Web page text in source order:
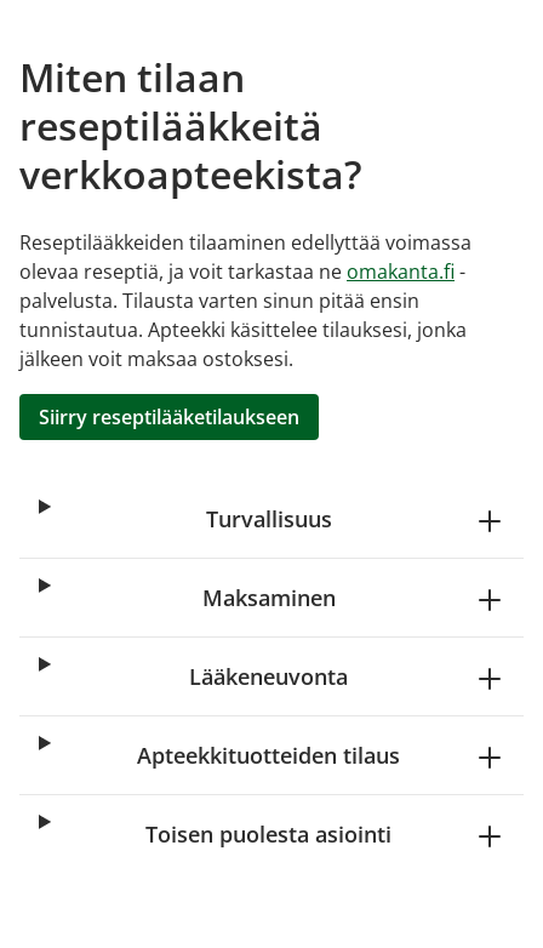
Miten tilaan
reseptilääkkeitä
verkkoapteekista?
Reseptilääkkeiden tilaaminen edellyttää voimassa
olevaa reseptiä, ja voit tarkastaa ne omakanta.fi -
palvelusta. Tilausta varten sinun pitää ensin
tunnistautua. Apteekki käsittelee tilauksesi, jonka
jälkeen voit maksaa ostoksesi.
Siirry reseptilääketilaukseen
Turvallisuus
Maksaminen
Lääkeneuvonta
Apteekkituotteiden tilaus
Toisen puolesta asiointi